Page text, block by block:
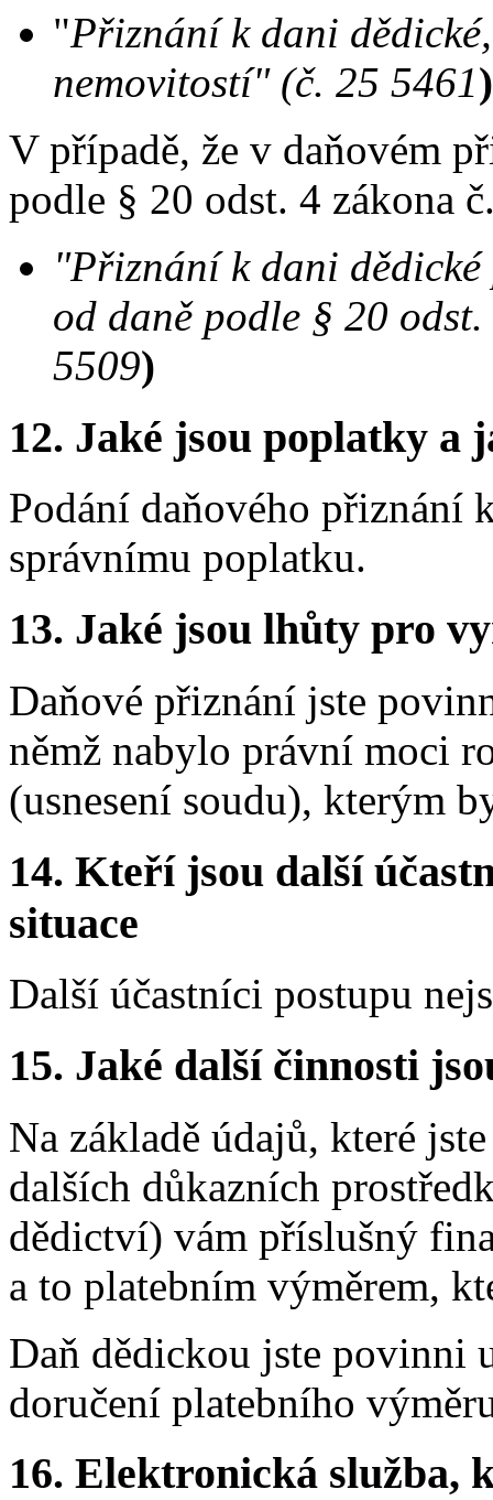
"Přiznání k dani
nemovitostí" (č. 25 5461)
V případě, že v daňovém
podle § 20 odst. 4 zákona
"Přiznání k dani
od daně podle § 20
5509)
12. Jaké jsou poplatky a
Podání daňového přiznání
správnímu poplatku.
13. Jaké jsou lhůty pro
Daňové přiznání jste
němž nabylo právní moci
(usnesení soudu), kterým
14. Kteří jsou další
situace
Další účastníci postupu
15. Jaké další činnosti
Na základě údajů, které
dalších důkazních
dědictví) vám příslušný
a to platebním výměrem,
Daň dědickou jste povinni
doručení platebního
16. Elektronická služba,